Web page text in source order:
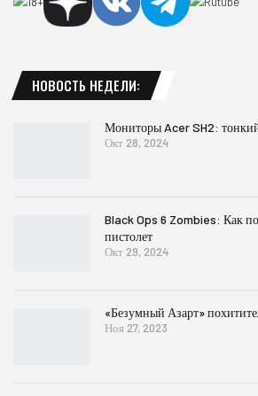
НОВОСТЬ НЕДЕЛИ:
Мониторы Acer SH2:
Окт 28, 2024
Black Ops 6 Zombies: Как
пистолет
Окт 29, 2024
«Безумный Азарт»
Ноя 27, 2023